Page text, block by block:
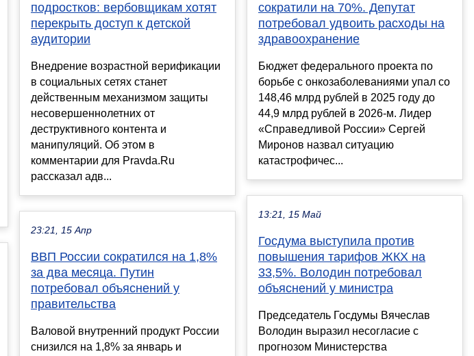
подростков: вербовщикам хотят
перекрыть доступ к детской
аудитории
Внедрение возрастной верификации
в социальных сетях станет
действенным механизмом защиты
несовершеннолетних от
деструктивного контента и
манипуляций. Об этом в
комментарии для Pravda.Ru
рассказал адв...
23:21, 15 Апр
ВВП России сократился на 1,8%
за два месяца. Путин
потребовал объяснений у
правительства
Валовой внутренний продукт России
снизился на 1,8% за январь и
сократили на 70%. Депутат
потребовал удвоить расходы на
здравоохранение
Бюджет федерального проекта по
борьбе с онкозаболеваниями упал со
148,46 млрд рублей в 2025 году до
44,9 млрд рублей в 2026-м. Лидер
«Справедливой России» Сергей
Миронов назвал ситуацию
катастрофичес...
13:21, 15 Май
Госдума выступила против
повышения тарифов ЖКХ на
33,5%. Володин потребовал
объяснений у министра
Председатель Госдумы Вячеслав
Володин выразил несогласие с
прогнозом Министерства